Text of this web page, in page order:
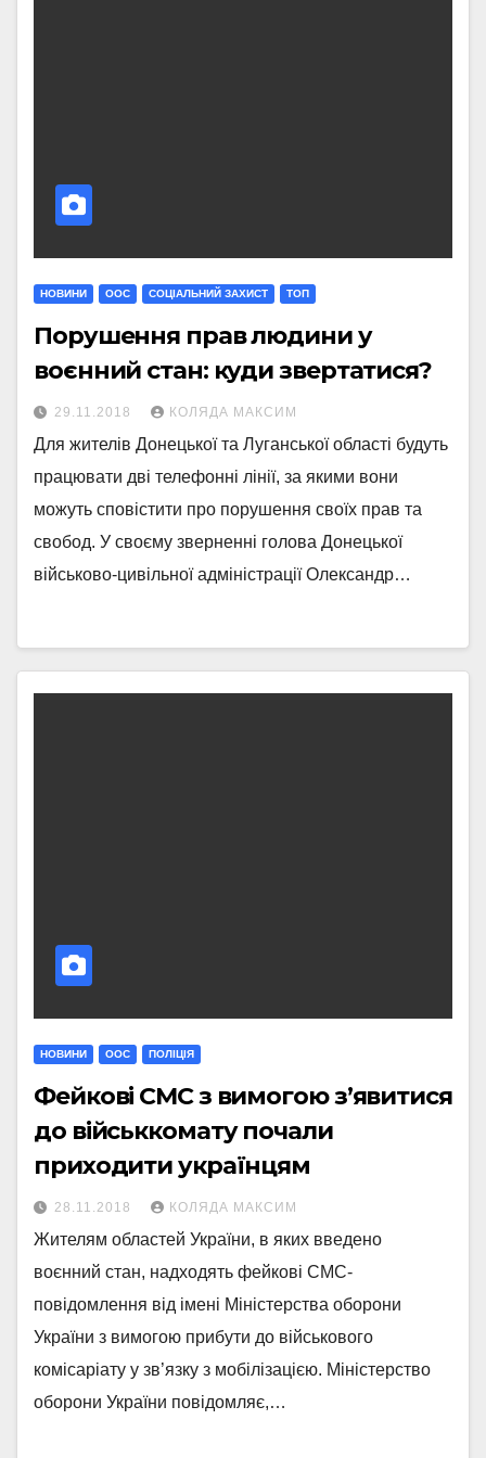
НОВИНИ ООС СОЦІАЛЬНИЙ ЗАХИСТ ТОП
Порушення прав людини у
воєнний стан: куди звертатися?
29.11.2018 КОЛЯДА МАКСИМ
Для жителів Донецької та Луганської області будуть
працювати дві телефонні лінії, за якими вони
можуть сповістити про порушення своїх прав та
свобод. У своєму зверненні голова Донецької
військово-цивільної адміністрації Олександр…
НОВИНИ ООС ПОЛІЦІЯ
Фейкові СМС з вимогою з’явитися
до військкомату почали
приходити українцям
28.11.2018 КОЛЯДА МАКСИМ
Жителям областей України, в яких введено
воєнний стан, надходять фейкові СМС-
повідомлення від імені Міністерства оборони
України з вимогою прибути до військового
комісаріату у зв’язку з мобілізацією. Міністерство
оборони України повідомляє,…